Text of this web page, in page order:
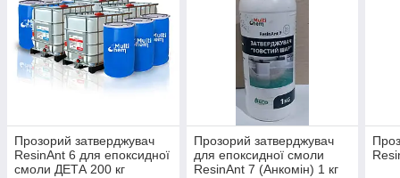
Прозорий затверджувач
ResinAnt 6 для епоксидної
смоли ДЕТА 200 кг
Прозорий затверджувач
для епоксидної смоли
ResinAnt 7 (Анкомін) 1 кг